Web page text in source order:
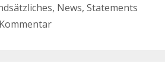
, News, Statements